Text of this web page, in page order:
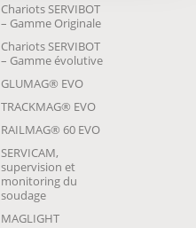
Chariots SERVIBOT
– Gamme Originale
Chariots SERVIBOT
– Gamme évolutive
GLUMAG® EVO
TRACKMAG® EVO
RAILMAG® 60 EVO
SERVICAM,
supervision et
monitoring du
soudage
MAGLIGHT